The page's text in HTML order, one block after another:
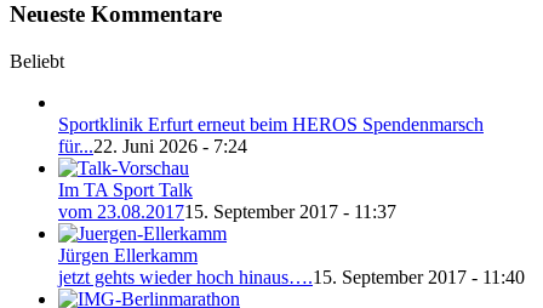
Neueste Kommentare
Beliebt
Sportklinik Erfurt erneut beim HEROS Spendenmarsch
für...22. Juni 2026 - 7:24
Im TA Sport Talk
vom 23.08.201715. September 2017 - 11:37
Jürgen Ellerkamm
jetzt gehts wieder hoch hinaus….15. September 2017 - 11:40